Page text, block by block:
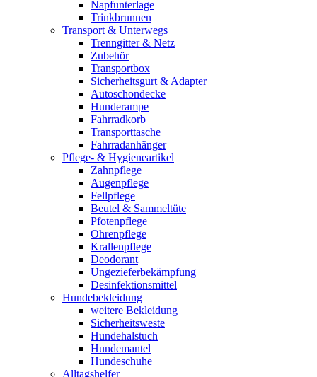
Napfunterlage
Trinkbrunnen
Transport & Unterwegs
Trenngitter & Netz
Zubehör
Transportbox
Sicherheitsgurt & Adapter
Autoschondecke
Hunderampe
Fahrradkorb
Transporttasche
Fahrradanhänger
Pflege- & Hygieneartikel
Zahnpflege
Augenpflege
Fellpflege
Beutel & Sammeltüte
Pfotenpflege
Ohrenpflege
Krallenpflege
Deodorant
Ungezieferbekämpfung
Desinfektionsmittel
Hundebekleidung
weitere Bekleidung
Sicherheitsweste
Hundehalstuch
Hundemantel
Hundeschuhe
Alltagshelfer